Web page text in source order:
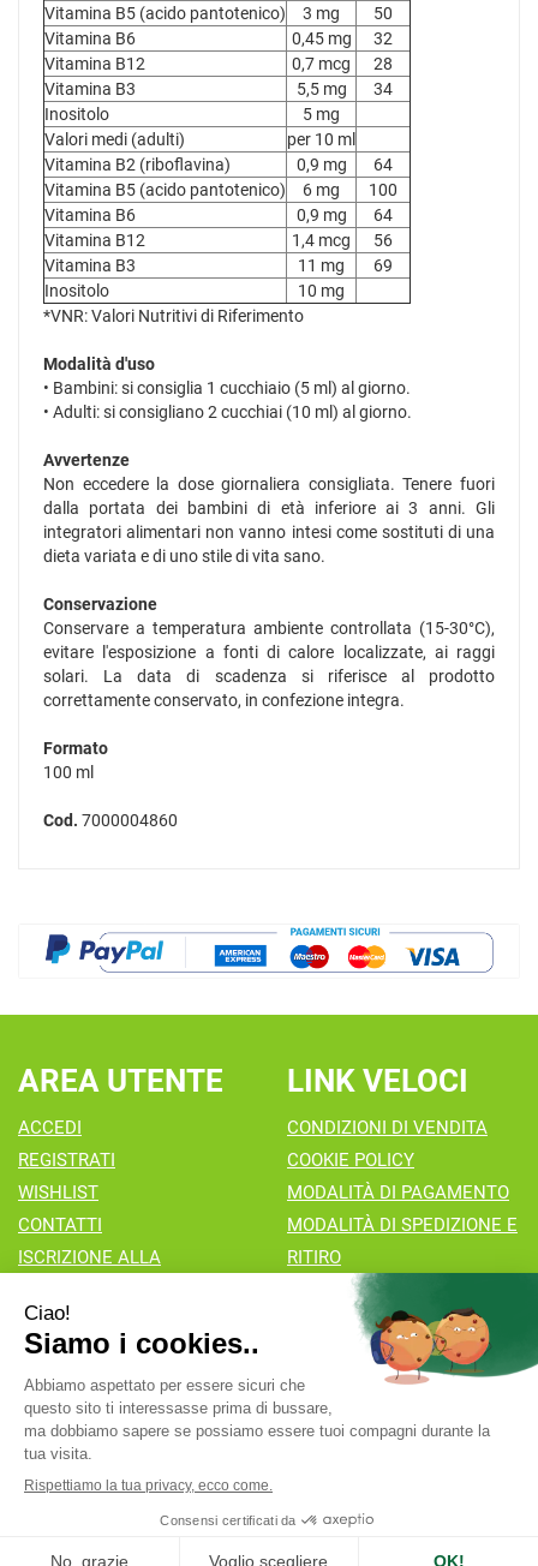
Vitamina B5 (acido pantotenico)
3 mg
50
Vitamina B6
0,45 mg
32
Vitamina B12
0,7 mcg
28
Vitamina B3
5,5 mg
34
Inositolo
5 mg
Valori medi (adulti)
per 10 ml
Vitamina B2 (riboflavina)
0,9 mg
64
Vitamina B5 (acido pantotenico)
6 mg
100
Vitamina B6
0,9 mg
64
Vitamina B12
1,4 mcg
56
Vitamina B3
11 mg
69
Inositolo
10 mg
*VNR: Valori Nutritivi di Riferimento
Modalità d'uso
• Bambini: si consiglia 1 cucchiaio (5 ml) al giorno.
• Adulti: si consigliano 2 cucchiai (10 ml) al giorno.
Avvertenze
Non eccedere la dose giornaliera consigliata. Tenere fuori
dalla portata dei bambini di età inferiore ai 3 anni. Gli
integratori alimentari non vanno intesi come sostituti di una
dieta variata e di uno stile di vita sano.
Conservazione
Conservare a temperatura ambiente controllata (15-30°C),
evitare l'esposizione a fonti di calore localizzate, ai raggi
solari. La data di scadenza si riferisce al prodotto
correttamente conservato, in confezione integra.
Formato
100 ml
Cod. 7000004860
AREA UTENTE
ACCEDI
REGISTRATI
WISHLIST
CONTATTI
ISCRIZIONE ALLA
LINK VELOCI
CONDIZIONI DI VENDITA
COOKIE POLICY
MODALITÀ DI PAGAMENTO
MODALITÀ DI SPEDIZIONE E
RITIRO
Farmacia Valaperta Dr. Antonio Pipia
- Via Natale Perego 7
20069 Vaprio d'Adda (MI)
info@farmaciavalaperta.it|Tel.: 02 90 94 880| P.Iva:
Prenofa
Web DesignFulcri srl